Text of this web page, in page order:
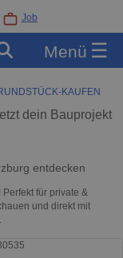
Job
Menü ☰
KAUFEN
dein Bauprojekt
entdecken
für private &
und direkt mit